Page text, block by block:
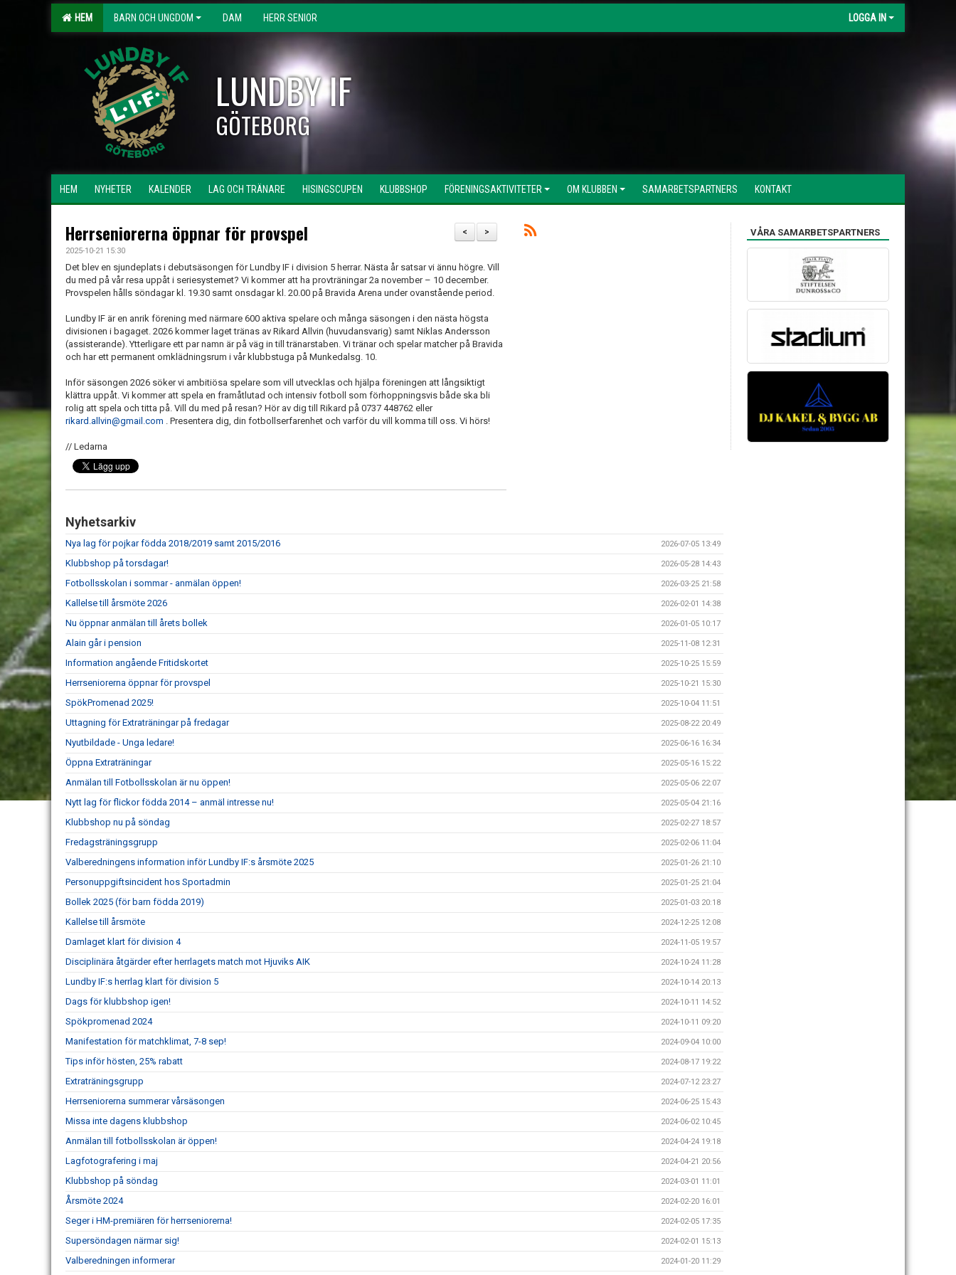
HEM BARN OCH UNGDOM DAM HERR SENIOR LOGGA IN
LUNDBY IF
GÖTEBORG
HEM NYHETER KALENDER LAG OCH TRÄNARE HISINGSCUPEN KLUBBSHOP FÖRENINGSAKTIVITETER OM KLUBBEN SAMARBETSPARTNERS KONTAKT
>
<
Herrseniorerna öppnar för provspel
2025-10-21 15:30
Det blev en sjundeplats i debutsäsongen för Lundby IF i division 5 herrar. Nästa år satsar vi ännu högre. Vill
du med på vår resa uppåt i seriesystemet? Vi kommer att ha provträningar 2a november – 10 december.
Provspelen hålls söndagar kl. 19.30 samt onsdagar kl. 20.00 på Bravida Arena under ovanstående period.
Lundby IF är en anrik förening med närmare 600 aktiva spelare och många säsongen i den nästa högsta
divisionen i bagaget. 2026 kommer laget tränas av Rikard Allvin (huvudansvarig) samt Niklas Andersson
(assisterande). Ytterligare ett par namn är på väg in till tränarstaben. Vi tränar och spelar matcher på Bravida
och har ett permanent omklädningsrum i vår klubbstuga på Munkedalsg. 10.
Inför säsongen 2026 söker vi ambitiösa spelare som vill utvecklas och hjälpa föreningen att långsiktigt
klättra uppåt. Vi kommer att spela en framåtlutad och intensiv fotboll som förhoppningsvis både ska bli
rolig att spela och titta på. Vill du med på resan? Hör av dig till Rikard på 0737 448762 eller
rikard.allvin@gmail.com . Presentera dig, din fotbollserfarenhet och varför du vill komma till oss. Vi hörs!
// Ledarna
Nyhetsarkiv
Nya lag för pojkar födda 2018/2019 samt 2015/2016 2026-07-05 13:49
Klubbshop på torsdagar! 2026-05-28 14:43
Fotbollsskolan i sommar - anmälan öppen! 2026-03-25 21:58
Kallelse till årsmöte 2026 2026-02-01 14:38
Nu öppnar anmälan till årets bollek 2026-01-05 10:17
Alain går i pension 2025-11-08 12:31
Information angående Fritidskortet 2025-10-25 15:59
Herrseniorerna öppnar för provspel 2025-10-21 15:30
SpökPromenad 2025! 2025-10-04 11:51
Uttagning för Extraträningar på fredagar 2025-08-22 20:49
Nyutbildade - Unga ledare! 2025-06-16 16:34
Öppna Extraträningar 2025-05-16 15:22
Anmälan till Fotbollsskolan är nu öppen! 2025-05-06 22:07
Nytt lag för flickor födda 2014 – anmäl intresse nu! 2025-05-04 21:16
Klubbshop nu på söndag 2025-02-27 18:57
Fredagsträningsgrupp 2025-02-06 11:04
Valberedningens information inför Lundby IF:s årsmöte 2025 2025-01-26 21:10
Personuppgiftsincident hos Sportadmin 2025-01-25 21:04
Bollek 2025 (för barn födda 2019) 2025-01-03 20:18
Kallelse till årsmöte 2024-12-25 12:08
Damlaget klart för division 4 2024-11-05 19:57
Disciplinära åtgärder efter herrlagets match mot Hjuviks AIK 2024-10-24 11:28
Lundby IF:s herrlag klart för division 5 2024-10-14 20:13
Dags för klubbshop igen! 2024-10-11 14:52
Spökpromenad 2024 2024-10-11 09:20
Manifestation för matchklimat, 7-8 sep! 2024-09-04 10:00
Tips inför hösten, 25% rabatt 2024-08-17 19:22
Extraträningsgrupp 2024-07-12 23:27
Herrseniorerna summerar vårsäsongen 2024-06-25 15:43
Missa inte dagens klubbshop 2024-06-02 10:45
Anmälan till fotbollsskolan är öppen! 2024-04-24 19:18
Lagfotografering i maj 2024-04-21 20:56
Klubbshop på söndag 2024-03-01 11:01
Årsmöte 2024 2024-02-20 16:01
Seger i HM-premiären för herrseniorerna! 2024-02-05 17:35
Supersöndagen närmar sig! 2024-02-01 15:13
Valberedningen informerar 2024-01-20 11:29
VÅRA SAMARBETSPARTNERS